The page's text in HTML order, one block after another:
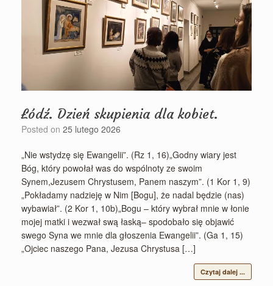
Łódź. Dzień skupienia dla kobiet.
Posted on 25 lutego 2026
„Nie wstydzę się Ewangelii”. (Rz 1, 16)„Godny wiary jest
Bóg, który powołał was do wspólnoty ze swoim
Synem,Jezusem Chrystusem, Panem naszym”. (1 Kor 1, 9)
„Pokładamy nadzieję w Nim [Bogu], że nadal będzie (nas)
wybawiał”. (2 Kor 1, 10b)„Bogu – który wybrał mnie w łonie
mojej matki i wezwał swą łaską– spodobało się objawić
swego Syna we mnie dla głoszenia Ewangelii”. (Ga 1, 15)
„Ojciec naszego Pana, Jezusa Chrystusa […]
Czytaj dalej ...